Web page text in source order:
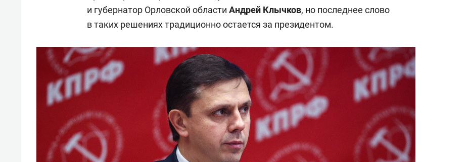
и губернатор Орловской области Андрей Клычков, но последнее слово
в таких решениях традиционно остается за президентом.
состоянием как основа